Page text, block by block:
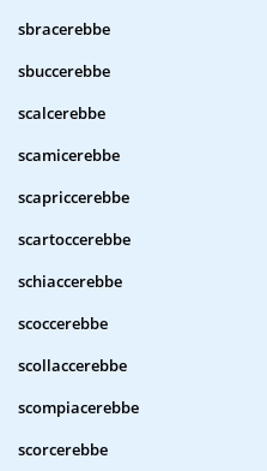
sbracerebbe
sbuccerebbe
scalcerebbe
scamicerebbe
scapriccerebbe
scartoccerebbe
schiaccerebbe
scoccerebbe
scollaccerebbe
scompiacerebbe
scorcerebbe